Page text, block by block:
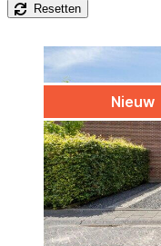
Resetten
Nieuw